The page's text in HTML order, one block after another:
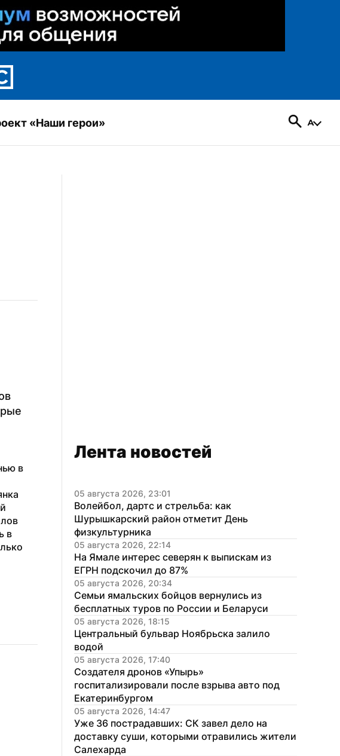
«Наши герои»
в
в
Лента новостей
05 августа 2026, 23:01
Волейбол, дартс и стрельба: как
Шурышкарский район отметит День
физкультурника
05 августа 2026, 22:14
На Ямале интерес северян к выпискам из
ЕГРН подскочил до 87%
05 августа 2026, 20:34
Семьи ямальских бойцов вернулись из
бесплатных туров по России и Беларуси
05 августа 2026, 18:15
Центральный бульвар Ноябрьска залило
водой
05 августа 2026, 17:40
Создателя дронов «Упырь»
госпитализировали после взрыва авто под
Екатеринбургом
05 августа 2026, 14:47
Уже 36 пострадавших: СК завел дело на
доставку суши, которыми отравились жители
Салехарда